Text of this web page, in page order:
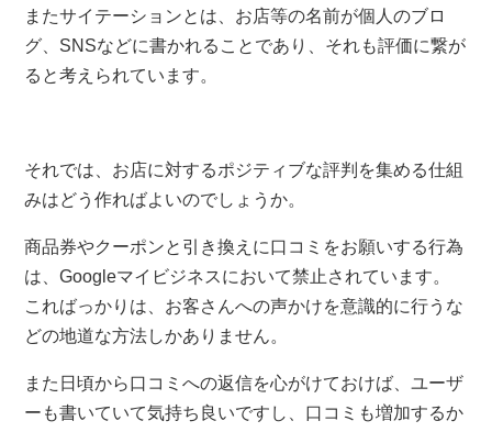
またサイテーションとは、お店等の名前が個人のブロ
グ、SNSなどに書かれることであり、それも評価に繋が
ると考えられています。
それでは、お店に対するポジティブな評判を集める仕組
みはどう作ればよいのでしょうか。
商品券やクーポンと引き換えに口コミをお願いする行為
は、Googleマイビジネスにおいて禁止されています。
こればっかりは、お客さんへの声かけを意識的に行うな
どの地道な方法しかありません。
また日頃から口コミへの返信を心がけておけば、ユーザ
ーも書いていて気持ち良いですし、口コミも増加するか